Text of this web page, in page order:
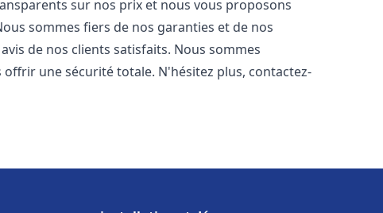
sur nos prix et nous vous proposons
sommes fiers de nos garanties et de nos
de nos clients satisfaits. Nous sommes
une sécurité totale. N'hésitez plus, contactez-